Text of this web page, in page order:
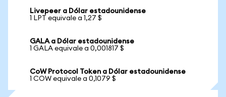
Livepeer a Dólar estadounidense
1 LPT equivale a 1,27 $
GALA a Dólar estadounidense
1 GALA equivale a 0,001817 $
CoW Protocol Token a Dólar estadounidense
1 COW equivale a 0,1079 $